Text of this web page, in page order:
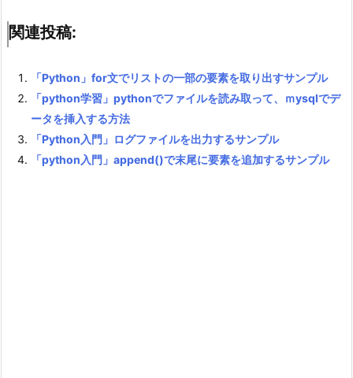
関連投稿:
「Python」for文でリストの一部の要素を取り出すサンプル
「python学習」pythonでファイルを読み取って、ｍysqlでデ
ータを挿入する方法
「Python入門」ログファイルを出力するサンプル
「python入門」append()で末尾に要素を追加するサンプル